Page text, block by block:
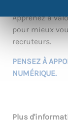
Apprenez à
pour mieux
recruteurs.
PENSEZ À
NUMÉRIQUE.
Plus